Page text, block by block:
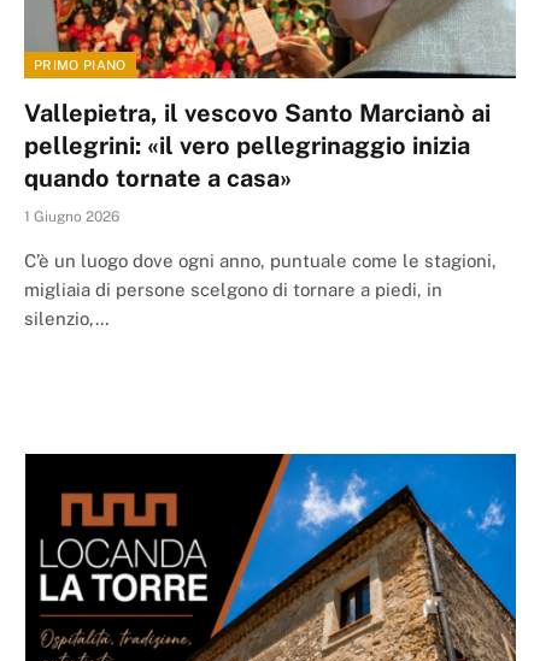
PRIMO PIANO
Vallepietra, il vescovo Santo Marcianò ai
pellegrini: «il vero pellegrinaggio inizia
quando tornate a casa»
1 Giugno 2026
C’è un luogo dove ogni anno, puntuale come le stagioni,
migliaia di persone scelgono di tornare a piedi, in
silenzio,…